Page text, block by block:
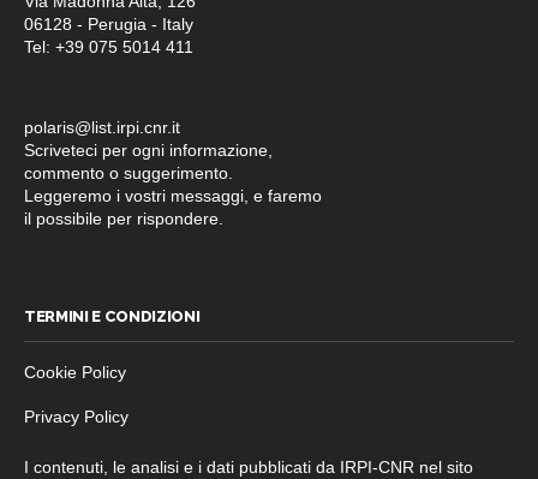
06128 - Perugia - Italy
Tel: +39 075 5014 411
polaris@list.irpi.cnr.it
Scriveteci per ogni informazione,
commento o suggerimento.
Leggeremo i vostri messaggi, e faremo
il possibile per rispondere.
TERMINI E CONDIZIONI
Cookie Policy
Privacy Policy
I contenuti, le analisi e i dati pubblicati da IRPI-CNR nel sito